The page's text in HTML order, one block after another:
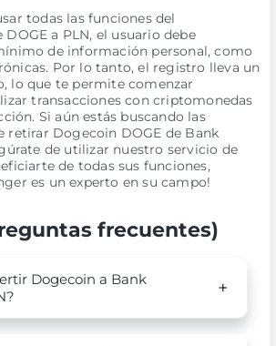
todas las funciones del
a PLN, el usuario debe
de información personal, como
Por lo tanto, el registro lleva un
lo que te permite comenzar
transacciones con criptomonedas
Si aún estás buscando las
retirar Dogecoin DOGE de Bank
de utilizar nuestro servicio de
de todas sus funciones,
es un experto en su campo!
frecuentes)
Dogecoin a Bank